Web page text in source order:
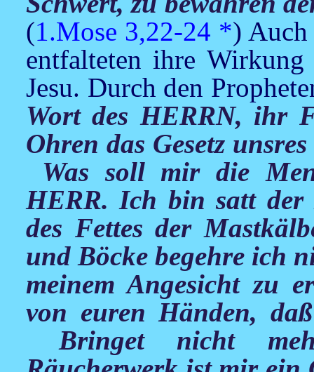
(1.Mose 3,22-24 *) Auch
entfalteten ihre
Jesu. Durch den
Wort des HERRN, ihr
Ohren das Gesetz
Was soll mir die
HERR. Ich bin satt der
des Fettes der
und Böcke begehre ich
meinem Angesicht zu
von euren Händen,
Bringet nicht mehr